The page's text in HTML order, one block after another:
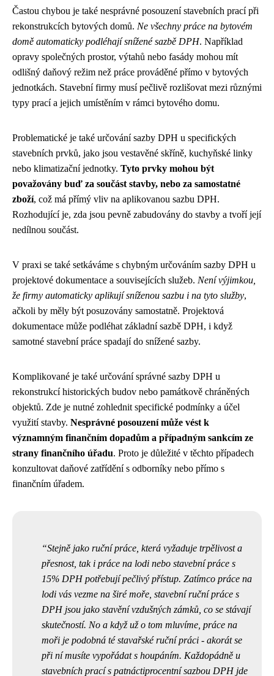
Častou chybou je také nesprávné posouzení stavebních prací při
rekonstrukcích bytových domů. Ne všechny práce na bytovém
domě automaticky podléhají snížené sazbě DPH. Například
opravy společných prostor, výtahů nebo fasády mohou mít
odlišný daňový režim než práce prováděné přímo v bytových
jednotkách. Stavební firmy musí pečlivě rozlišovat mezi různými
typy prací a jejich umístěním v rámci bytového domu.
Problematické je také určování sazby DPH u specifických
stavebních prvků, jako jsou vestavěné skříně, kuchyňské linky
nebo klimatizační jednotky. Tyto prvky mohou být
považovány buď za součást stavby, nebo za samostatné
zboží, což má přímý vliv na aplikovanou sazbu DPH.
Rozhodující je, zda jsou pevně zabudovány do stavby a tvoří její
nedílnou součást.
V praxi se také setkáváme s chybným určováním sazby DPH u
projektové dokumentace a souvisejících služeb. Není výjimkou,
že firmy automaticky aplikují sníženou sazbu i na tyto služby,
ačkoli by měly být posuzovány samostatně. Projektová
dokumentace může podléhat základní sazbě DPH, i když
samotné stavební práce spadají do snížené sazby.
Komplikované je také určování správné sazby DPH u
rekonstrukcí historických budov nebo památkově chráněných
objektů. Zde je nutné zohlednit specifické podmínky a účel
využití stavby. Nesprávné posouzení může vést k
významným finančním dopadům a případným sankcím ze
strany finančního úřadu. Proto je důležité v těchto případech
konzultovat daňové zatřídění s odborníky nebo přímo s
finančním úřadem.
Stejně jako ruční práce , která vyžaduje trpělivost a
přesnost, tak i práce na lodi nebo stavební práce s
15% DPH potřebují pečlivý přístup. Zatímco práce na
lodi vás vezme na širé moře, stavební ruční práce s
DPH jsou jako stavění vzdušných zámků, co se stávají
skutečností. No a když už o tom mluvíme, práce na
moři je podobná té stavařské ruční práci - akorát se
při ní musíte vypořádat s houpáním. Každopádně u
stavebních prací s patnáctiprocentní sazbou DPH jde